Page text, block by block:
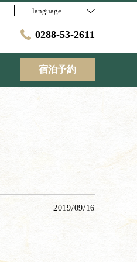
language
0288-53-2611
宿泊予約
2019/09/16